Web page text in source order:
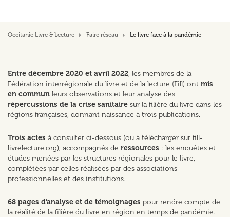
Occitanie Livre & Lecture Faire réseau Le livre face à la pandémie
Entre décembre 2020 et avril 2022, les membres de la
Fédération interrégionale du livre et de la lecture (Fill) ont mis
en commun leurs observations et leur analyse des
répercussions de la crise sanitaire sur la filière du livre dans les
régions françaises, donnant naissance à trois publications.
Trois actes à consulter ci-dessous (ou à télécharger sur fill-
livrelecture.org), accompagnés de ressources : les enquêtes et
études menées par les structures régionales pour le livre,
complétées par celles réalisées par des associations
professionnelles et des institutions.
68 pages d’analyse et de témoignages pour rendre compte de
la réalité de la filière du livre en région en temps de pandémie.